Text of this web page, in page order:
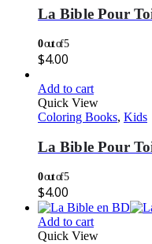
La Bible Pour
0out of 5
$4.00
Add to cart
Quick View
Coloring Books, Kids
La Bible Pour
0out of 5
$4.00
Add to cart
Quick View